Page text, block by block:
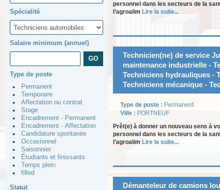
Spécialité
Salaire minimum (annuel)
Type de poste
Permanent
Temporaire
Affectation ou contrat
Stage
Encadrement - Permanent
Encadrement - Affectation
Candidature spontanée
Occasionnel
Saisonnier
Étudiants et finissants
Temps plein
filled
Statut
personnel dans les secteurs de la
l’agroalim Lire la suite...
Technicien(ne) de service
maintenance industrielle -
Techniciens hydrauliques -
Techniciens mécanique -
Type de poste : Permanent
Ville : PORTNEUF
Prêt(e) à donner un nouveau sens à
personnel dans les secteurs de la
l’agroalim Lire la suite...
Démanteleur de camions